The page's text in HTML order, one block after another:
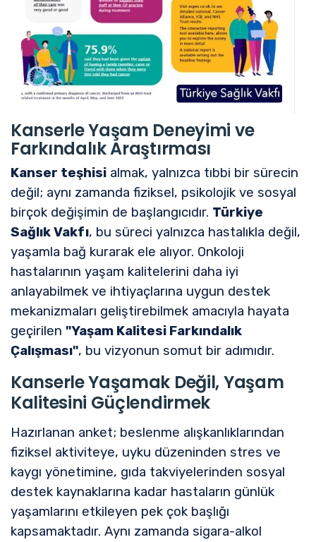
Kanserle Yaşam Deneyimi ve
Farkındalık Araştırması
Kanser teşhisi almak, yalnızca tıbbi bir sürecin
değil; aynı zamanda fiziksel, psikolojik ve sosyal
birçok değişimin de başlangıcıdır. Türkiye
Sağlık Vakfı, bu süreci yalnızca hastalıkla değil,
yaşamla bağ kurarak ele alıyor. Onkoloji
hastalarının yaşam kalitelerini daha iyi
anlayabilmek ve ihtiyaçlarına uygun destek
mekanizmaları geliştirebilmek amacıyla hayata
geçirilen "Yaşam Kalitesi Farkındalık
Çalışması", bu vizyonun somut bir adımıdır.
Kanserle Yaşamak Değil, Yaşam
Kalitesini Güçlendirmek
Hazırlanan anket; beslenme alışkanlıklarından
fiziksel aktiviteye, uyku düzeninden stres ve
kaygı yönetimine, gıda takviyelerinden sosyal
destek kaynaklarına kadar hastaların günlük
yaşamlarını etkileyen pek çok başlığı
kapsamaktadır. Aynı zamanda sigara-alkol